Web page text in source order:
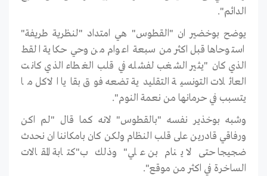
الدائم".
يوضح بوخضير ان "القطوس" هي امتداد "لنظرية طريفة"
استوحاها قبل اكثر من سبعة اعوام من وحي حكاية القط
الذي كان "يثير الشغب لفشله في قلب الغطاء الذي كانت
العائلات التونسية التقليدية تضعه فوق بقايا الاكل ما
يتسبب في حرمانها من نعمة النوم".
وشبه بوخذير نفسه "بالقطوس" لانه كما قال "لم اكن
ورفاقي قادرين على قلب النظام ولكن كان بامكاننا ان نحدث
ضجيجا حتى لا ينام بن علي" وذلك ب"كتابة المقالات
الساخرة في اكثر من موقع".